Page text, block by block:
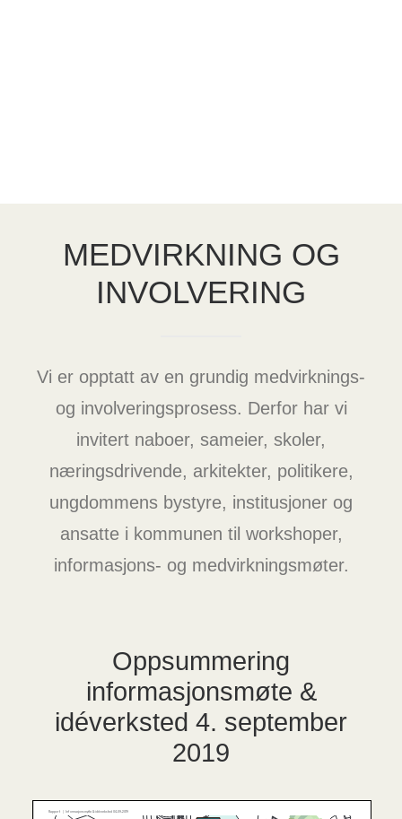
MEDVIRKNING OG
INVOLVERING
Vi er opptatt av en grundig medvirknings-
og involveringsprosess. Derfor har vi
invitert naboer, sameier, skoler,
næringsdrivende, arkitekter, politikere,
ungdommens bystyre, institusjoner og
ansatte i kommunen til workshoper,
informasjons- og medvirkningsmøter.
Oppsummering
informasjonsmøte &
idéverksted 4. september
2019